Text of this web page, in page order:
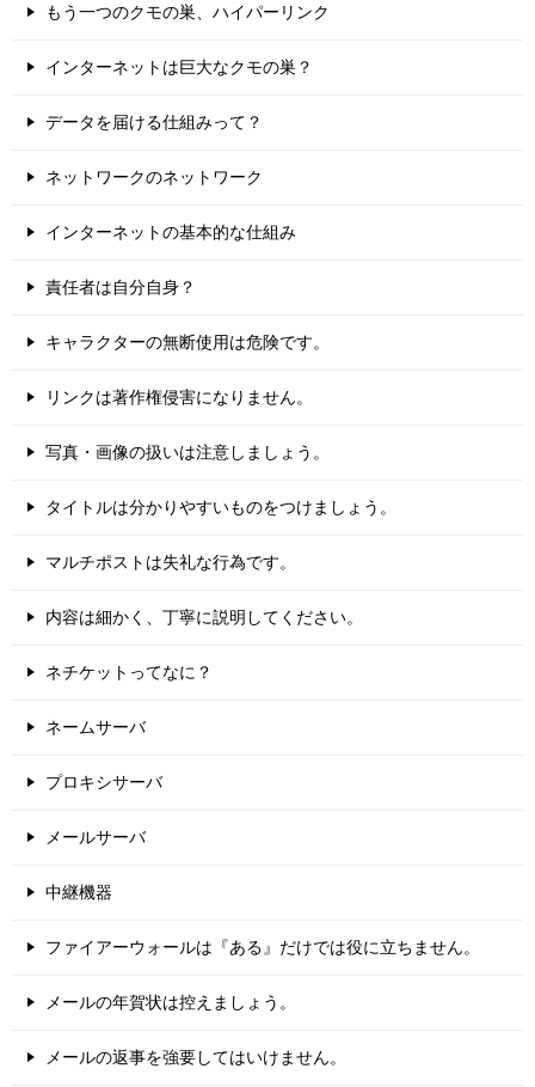
もう一つのクモの巣、ハイパーリンク
インターネットは巨大なクモの巣？
データを届ける仕組みって？
ネットワークのネットワーク
インターネットの基本的な仕組み
責任者は自分自身？
キャラクターの無断使用は危険です。
リンクは著作権侵害になりません。
写真・画像の扱いは注意しましょう。
タイトルは分かりやすいものをつけましょう。
マルチポストは失礼な行為です。
内容は細かく、丁寧に説明してください。
ネチケットってなに？
ネームサーバ
プロキシサーバ
メールサーバ
中継機器
ファイアーウォールは『ある』だけでは役に立ちません。
メールの年賀状は控えましょう。
メールの返事を強要してはいけません。